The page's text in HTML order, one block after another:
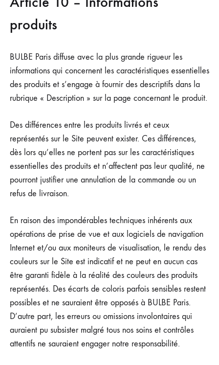
produits
BULBE Paris diffuse avec la plus grande rigueur les
informations qui concernent les caractéristiques essentielles
des produits et s’engage à fournir des descriptifs dans la
rubrique « Description » sur la page concernant le produit.
Des différences entre les produits livrés et ceux
représentés sur le Site peuvent exister. Ces différences,
dès lors qu’elles ne portent pas sur les caractéristiques
essentielles des produits et n’affectent pas leur qualité, ne
pourront justifier une annulation de la commande ou un
refus de livraison.
En raison des impondérables techniques inhérents aux
opérations de prise de vue et aux logiciels de navigation
Internet et/ou aux moniteurs de visualisation, le rendu des
couleurs sur le Site est indicatif et ne peut en aucun cas
être garanti fidèle à la réalité des couleurs des produits
représentés. Des écarts de coloris parfois sensibles restent
possibles et ne sauraient être opposés à BULBE Paris.
D’autre part, les erreurs ou omissions involontaires qui
auraient pu subsister malgré tous nos soins et contrôles
attentifs ne sauraient engager notre responsabilité.